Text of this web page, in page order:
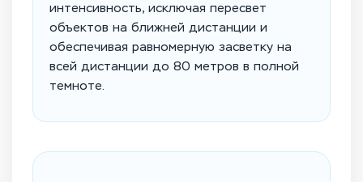
интенсивность, исключая пересвет
объектов на ближней дистанции и
обеспечивая равномерную засветку на
всей дистанции до 80 метров в полной
темноте.